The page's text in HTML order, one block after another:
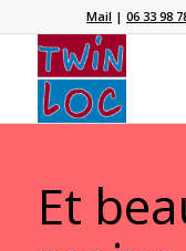
Mail | 06 33 98
Et